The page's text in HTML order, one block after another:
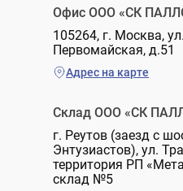
Офис ООО «СК
105264, г. Москва,
Первомайская, д.51
Адрес на карте
Склад ООО «СК
г. Реутов (заезд с
Энтузиастов), ул.
территория РП
склад №5